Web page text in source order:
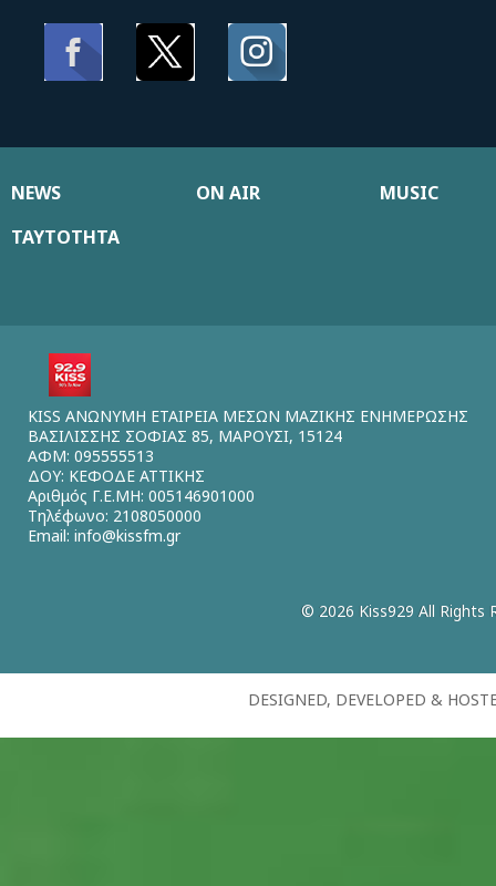
NEWS ON AIR
MUSIC
ΤΑΥΤΟΤΗΤΑ
KISS ΑΝΩΝΥΜΗ ΕΤΑΙΡΕΙΑ ΜΕΣΩΝ ΜΑΖΙΚΗΣ ΕΝΗΜΕΡΩΣΗΣ
ΒΑΣΙΛΙΣΣΗΣ ΣΟΦΙΑΣ 85, ΜΑΡΟΥΣΙ, 15124
ΑΦΜ: 095555513
ΔΟΥ: ΚΕΦΟΔΕ ΑΤΤΙΚΗΣ
Αριθμός Γ.Ε.ΜΗ: 005146901000
Τηλέφωνο: 2108050000
Email: info@kissfm.gr
© 2026 Kiss929 All Rights
DESIGNED, DEVELOPED &